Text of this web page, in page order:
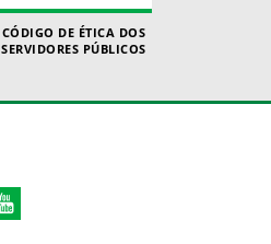
CÓDIGO DE ÉTICA DOS
SERVIDORES PÚBLICOS